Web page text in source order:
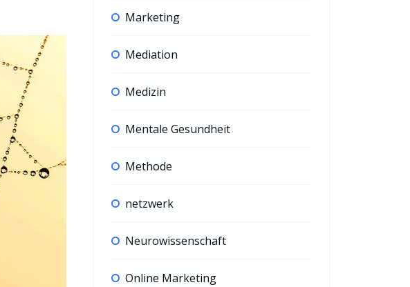
Marketing
Mediation
Medizin
Mentale Gesundheit
Methode
netzwerk
Neurowissenschaft
Online Marketing